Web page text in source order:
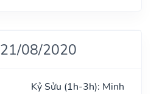
08/2020
Kỷ Sửu (1h-3h): Minh